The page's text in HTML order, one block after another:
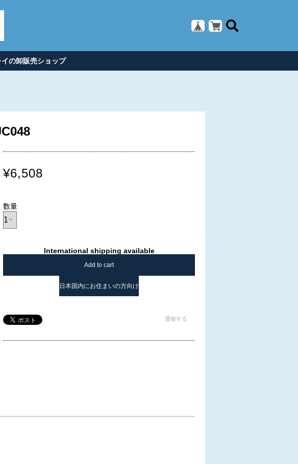
の卸販売ショップ
¥6,508
数量
International shipping available
Add to cart
日本国内にお住まいの方向け
通報する